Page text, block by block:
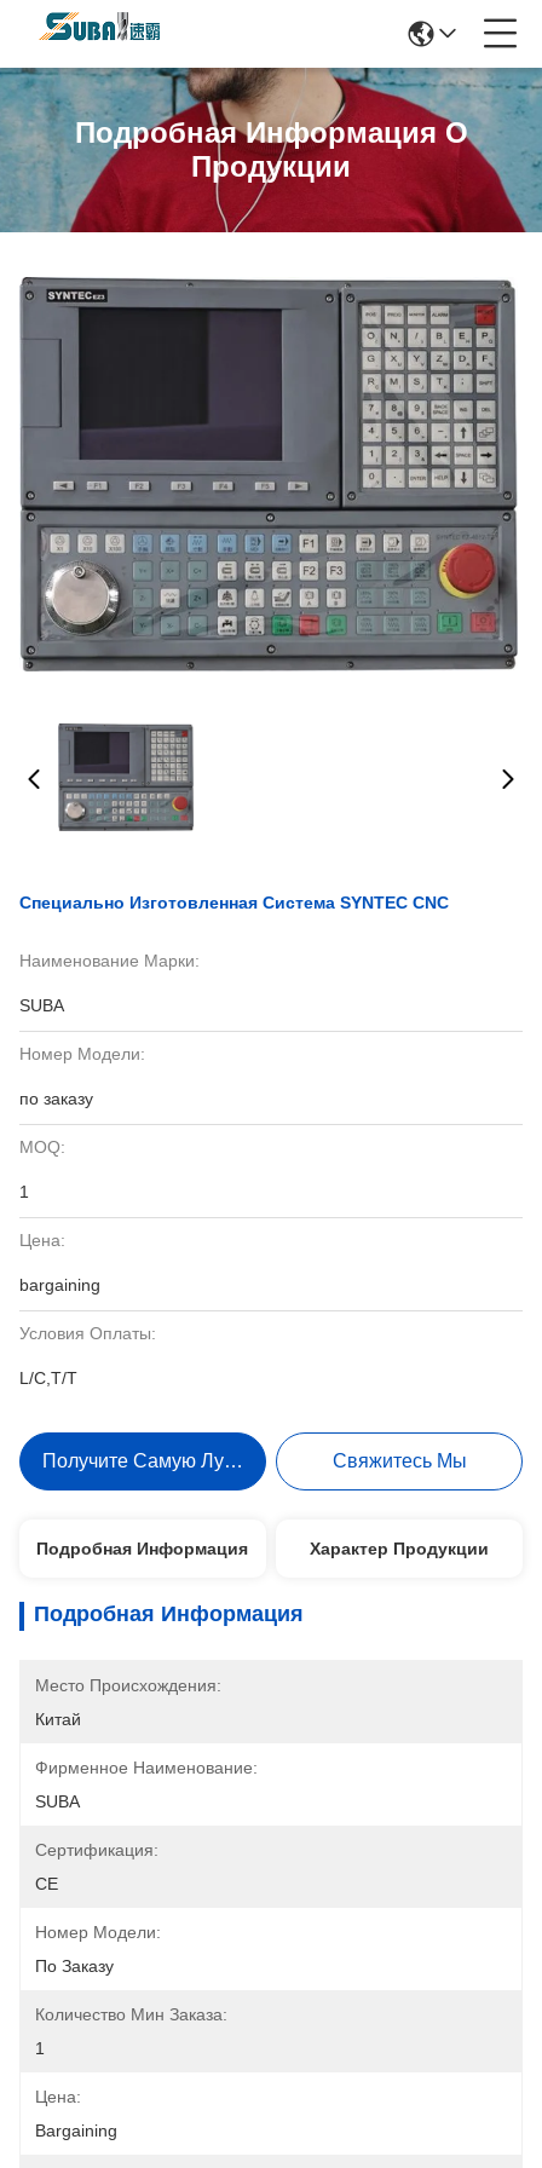
Подробная Информация О
Продукции
Специально Изготовленная Система SYNTEC CNC
Наименование Марки:
SUBA
Номер Модели:
по заказу
MOQ:
1
Цена:
bargaining
Условия Оплаты:
L/C,T/T
Получите Самую Лучшую Цену Свяжитесь Мы
Подробная Информация Характер Продукции
Подробная Информация
Место Происхождения:
Китай
Фирменное Наименование:
SUBA
Сертификация:
CE
Номер Модели:
По Заказу
Количество Мин Заказа:
1
Цена:
Bargaining